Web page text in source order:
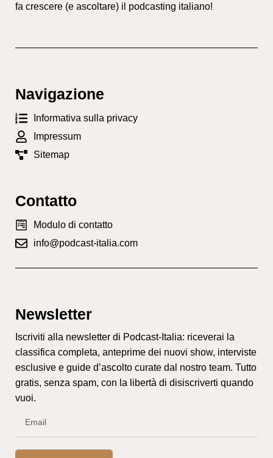
fa crescere (e ascoltare) il podcasting italiano!
Navigazione
Informativa sulla privacy
Impressum
Sitemap
Contatto
Modulo di contatto
info@podcast-italia.com
Newsletter
Iscriviti alla newsletter di Podcast-Italia: riceverai la
classifica completa, anteprime dei nuovi show, interviste
esclusive e guide d’ascolto curate dal nostro team. Tutto
gratis, senza spam, con la libertà di disiscriverti quando
vuoi.